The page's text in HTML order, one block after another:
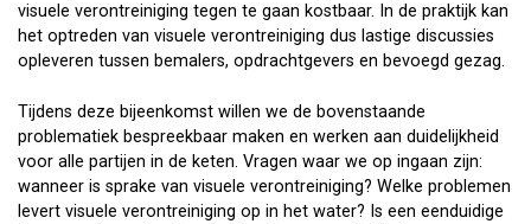
visuele verontreiniging tegen te gaan kostbaar. In de praktijk kan
het optreden van visuele verontreiniging dus lastige discussies
opleveren tussen bemalers, opdrachtgevers en bevoegd gezag.
Tijdens deze bijeenkomst willen we de bovenstaande
problematiek bespreekbaar maken en werken aan duidelijkheid
voor alle partijen in de keten. Vragen waar we op ingaan zijn:
wanneer is sprake van visuele verontreiniging? Welke problemen
levert visuele verontreiniging op in het water? Is een eenduidige